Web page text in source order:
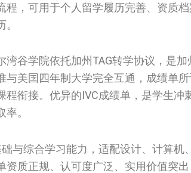
，可用于个人留学履历完善、资质
谷学院依托加州TAG转学协议，是
美国四年制大学完全互通，成绩单
衔接。优异的IVC成绩单，是学生冲
。
与综合学习能力，适配设计、计算机
质正规、认可度广泛、实用价值突